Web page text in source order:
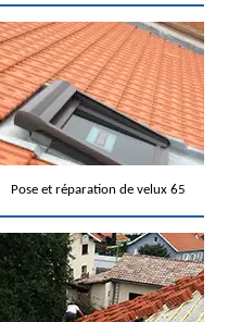
Pose et réparation de velux 65